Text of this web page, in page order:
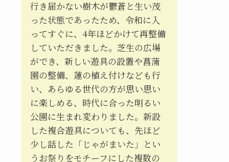
行き届かない樹木が鬱蒼と生い茂
った状態であったため、令和に入
ってすぐに、4年ほどかけて再整備
していただきました。芝生の広場
ができ、新しい遊具の設置や菖蒲
園の整備、蓮の植え付けなども行
い、あらゆる世代の方が思い思い
に楽しめる、時代に合った明るい
公園に生まれ変わりました。新設
した複合遊具についても、先ほど
少し話した「じゃがまいた」とい
うお祭りをモチーフにした複数の